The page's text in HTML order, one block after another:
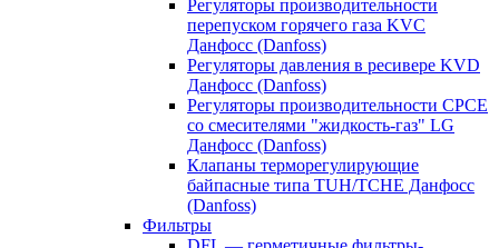
Регуляторы производительности
перепуском горячего газа KVC
Данфосс (Danfoss)
Регуляторы давления в ресивере KVD
Данфосс (Danfoss)
Регуляторы производительности CPCE
со смесителями "жидкость-газ" LG
Данфосс (Danfoss)
Клапаны терморегулирующие
байпасные типа TUH/TCHE Данфосс
(Danfoss)
Фильтры